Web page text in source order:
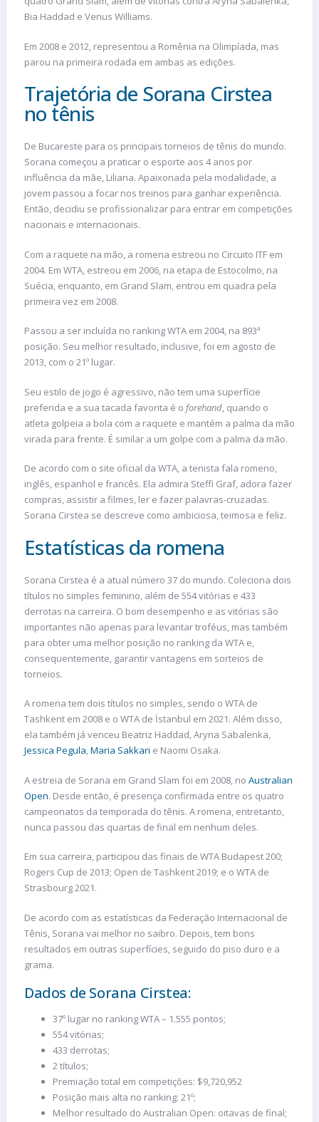
Bia Haddad e Venus Williams.
Em 2008 e 2012, representou a Romênia na Olimpíada, mas
parou na primeira rodada em ambas as edições.
Trajetória de Sorana Cirstea
no tênis
De Bucareste para os principais torneios de tênis do mundo.
Sorana começou a praticar o esporte aos 4 anos por
influência da mãe, Liliana. Apaixonada pela modalidade, a
jovem passou a focar nos treinos para ganhar experiência.
Então, decidiu se profissionalizar para entrar em competições
nacionais e internacionais.
Com a raquete na mão, a romena estreou no Circuito ITF em
2004. Em WTA, estreou em 2006, na etapa de Estocolmo, na
Suécia, enquanto, em Grand Slam, entrou em quadra pela
primeira vez em 2008.
Passou a ser incluída no ranking WTA em 2004, na 893ª
posição. Seu melhor resultado, inclusive, foi em agosto de
2013, com o 21º lugar.
Seu estilo de jogo é agressivo, não tem uma superfície
preferida e a sua tacada favorita é o forehand, quando o
atleta golpeia a bola com a raquete e mantém a palma da mão
virada para frente. É similar a um golpe com a palma da mão.
De acordo com o site oficial da WTA, a tenista fala romeno,
inglês, espanhol e francês. Ela admira Steffi Graf, adora fazer
compras, assistir a filmes, ler e fazer palavras-cruzadas.
Sorana Cirstea se descreve como ambiciosa, teimosa e feliz.
Estatísticas da romena
Sorana Cirstea é a atual número 37 do mundo. Coleciona dois
títulos no simples feminino, além de 554 vitórias e 433
derrotas na carreira. O bom desempenho e as vitórias são
importantes não apenas para levantar troféus, mas também
para obter uma melhor posição no ranking da WTA e,
consequentemente, garantir vantagens em sorteios de
torneios.
A romena tem dois títulos no simples, sendo o WTA de
Tashkent em 2008 e o WTA de İstanbul em 2021. Além disso,
ela também já venceu Beatriz Haddad, Aryna Sabalenka,
Jessica Pegula,Maria Sakkari e Naomi Osaka.
A estreia de Sorana em Grand Slam foi em 2008, no Australian
Open. Desde então, é presença confirmada entre os quatro
campeonatos da temporada do tênis. A romena, entretanto,
nunca passou das quartas de final em nenhum deles.
Em sua carreira, participou das finais de WTA Budapest 200;
Rogers Cup de 2013; Open de Tashkent 2019; e o WTA de
Strasbourg 2021.
De acordo com as estatísticas da Federação Internacional de
Tênis, Sorana vai melhor no saibro. Depois, tem bons
resultados em outras superfícies, seguido do piso duro e a
grama.
Dados de Sorana Cirstea:
37º lugar no ranking WTA – 1.555 pontos;
554 vitórias;
433 derrotas;
2 títulos;
Premiação total em competições: $9,720,952
Posição mais alta no ranking: 21º;
Melhor resultado do Australian Open: oitavas de final;